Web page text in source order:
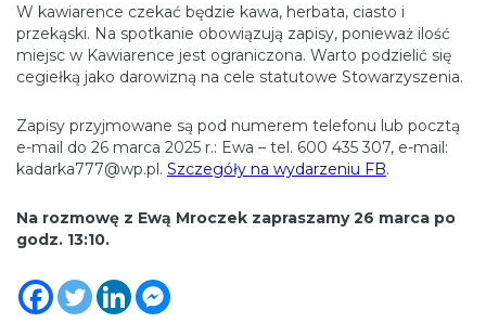
W kawiarence czekać będzie kawa, herbata, ciasto i
przekąski. Na spotkanie obowiązują zapisy, ponieważ ilość
miejsc w Kawiarence jest ograniczona. Warto podzielić się
cegiełką jako darowizną na cele statutowe Stowarzyszenia.
Zapisy przyjmowane są pod numerem telefonu lub pocztą
e-mail do 26 marca 2025 r.: Ewa – tel. 600 435 307, e-mail:
kadarka777@wp.pl. Szczegóły na wydarzeniu FB.
Na rozmowę z Ewą Mroczek zapraszamy 26 marca po
godz. 13:10.